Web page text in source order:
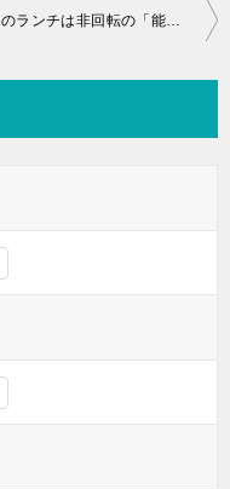
金沢のランチは非回転の「能登前寿司 もりもりずし」がオススメです♪